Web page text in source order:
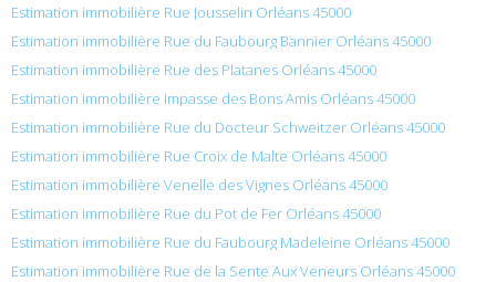
Estimation immobilière Rue Jousselin Orléans 45000
Estimation immobilière Rue du Faubourg Bannier Orléans 45000
Estimation immobilière Rue des Platanes Orléans 45000
Estimation immobilière Impasse des Bons Amis Orléans 45000
Estimation immobilière Rue du Docteur Schweitzer Orléans 45000
Estimation immobilière Rue Croix de Malte Orléans 45000
Estimation immobilière Venelle des Vignes Orléans 45000
Estimation immobilière Rue du Pot de Fer Orléans 45000
Estimation immobilière Rue du Faubourg Madeleine Orléans 45000
Estimation immobilière Rue de la Sente Aux Veneurs Orléans 45000